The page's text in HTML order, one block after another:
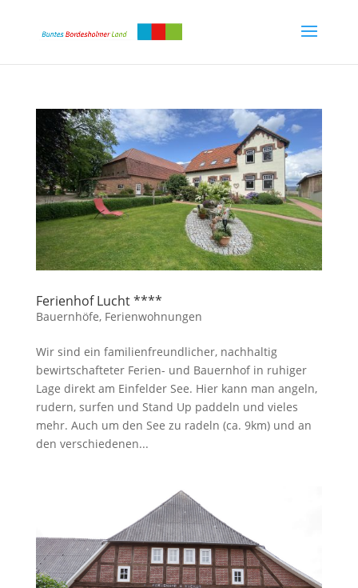
Ferienhof Lucht ****
Bauernhöfe, Ferienwohnungen
Wir sind ein familienfreundlicher, nachhaltig
bewirtschafteter Ferien- und Bauernhof in ruhiger
Lage direkt am Einfelder See. Hier kann man angeln,
rudern, surfen und Stand Up paddeln und vieles
mehr. Auch um den See zu radeln (ca. 9km) und an
den verschiedenen...